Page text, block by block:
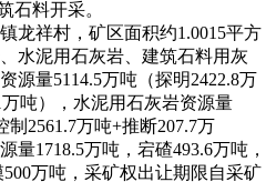
石料开采。
龙祥村，矿区面积约1.0015平方
水泥用石灰岩、建筑石料用灰
源量5114.5万吨（探明2422.8万
吨），水泥用石灰岩资源量
制2561.7万吨+推断207.7万
量1718.5万吨，宕碴493.6万吨，
万吨，采矿权出让期限自采矿